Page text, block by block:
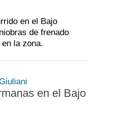
en el Bajo
de frenado
la zona.
en el Bajo